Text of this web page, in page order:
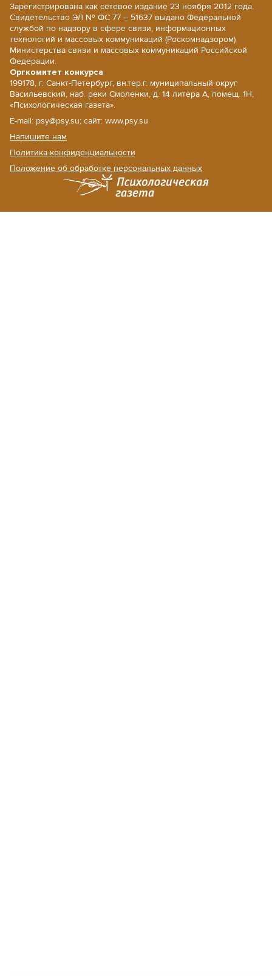
Зарегистрирована как сетевое издание 23 ноября 2012 года.
Свидетельство ЭЛ № ФС 77 – 51637 выдано Федеральной
службой по надзору в сфере связи, информационных
технологий и массовых коммуникаций (Роскомнадзором)
Министерства связи и массовых коммуникаций Российской
Федерации.
Оргкомитет конкурса
199178, г. Санкт-Петербург, вн.тер.г. муниципальный округ
Васильевский, наб. реки Смоленки, д. 14 литера А, помещ. 1Н,
«Психологическая газета».
E-mail: psy@psy.su; сайт: www.psy.su
Напишите нам
Политика конфиденциальности
Положение об обработке персональных данных